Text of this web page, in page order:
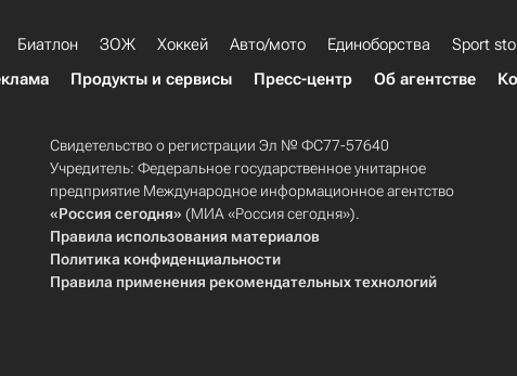
Биатлон ЗОЖ Хоккей Авто/мото Единоборства Sport
Продукты и сервисы Пресс-центр Об агентстве
Свидетельство о регистрации Эл № ФС77-57640
Учредитель: Федеральное государственное унитарное
предприятие Международное информационное агентство
«Россия сегодня» (МИА «Россия сегодня»).
Правила использования материалов
Политика конфиденциальности
Правила применения рекомендательных технологий